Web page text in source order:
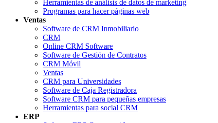
Herramientas de análisis de datos de marketing
Programas para hacer páginas web
Ventas
Software de CRM Inmobiliario
CRM
Online CRM Software
Software de Gestión de Contratos
CRM Móvil
Ventas
CRM para Universidades
Software de Caja Registradora
Software CRM para pequeñas empresas
Herramientas para social CRM
ERP